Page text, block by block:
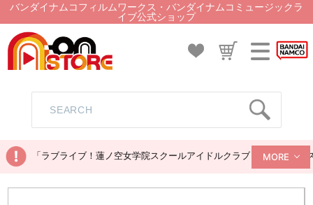
バンダイナムコフィルムワークス・バンダイナムコミュージックラ
イブ公式ショップ
「ラブライブ！蓮ノ空女学院スクールアイドルクラブ ぬいぐるみ
MORE